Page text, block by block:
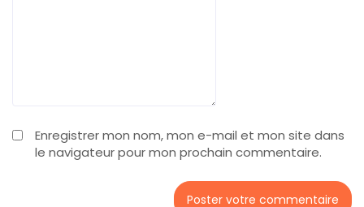
Enregistrer mon nom, mon e-mail et mon site dans
le navigateur pour mon prochain commentaire.